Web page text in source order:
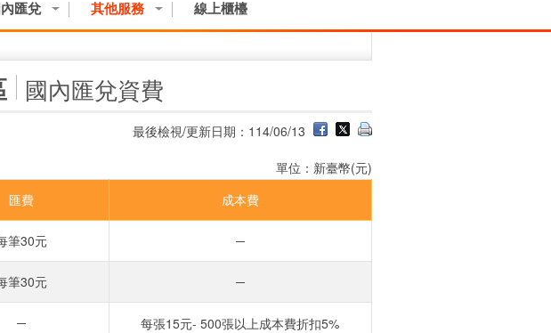
匯兌 其他服務 線上櫃檯
國內匯兌資費
最後檢視/更新日期：114/06/13
單位：新臺幣(元)
匯費 成本費
筆30元 ─
筆30元 ─
─
每張15元- 500張以上成本費折扣5%